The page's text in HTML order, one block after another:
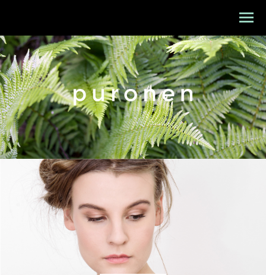
Mallisto
Puronen
Referenssit
Suunnittelu
Yhteystiedot
Tarinat
In English